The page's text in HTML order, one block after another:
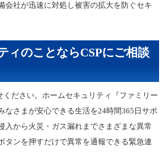
会社が迅速に対処し被害の拡大を防ぐセキ
ィのことならCSPにご相談
ください。ホームセキュリティ『ファミリー
なさまが安心できる生活を24時間365日サポ
入から火災・ガス漏れまでさまざまな異常
タンを押すだけで異常を通報できる緊急連